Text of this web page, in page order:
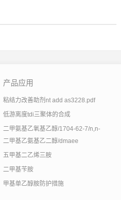
产品应用
粘结力改善助剂nt add as3228.pdf
低游离度tdi三聚体的合成
二甲氨基乙氧基乙醇/1704-62-7/n,n-
二甲基乙氨基乙二醇/dmaee
五甲基二乙烯三胺
二甲基苄胺
甲基单乙醇胺防护措施